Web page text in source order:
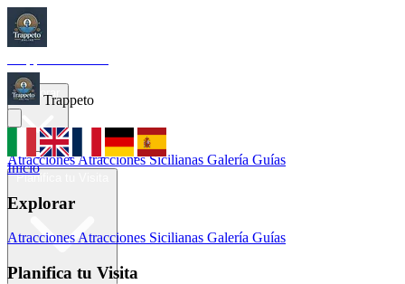
Inicio
AtraccionesAtracciones Sicilianas Galería Guías
Trappeto
Inicio
Explorar
AtraccionesAtracciones Sicilianas Galería Guías
Planifica tu Visita